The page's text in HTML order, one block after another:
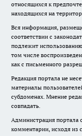
относящихся к
находящихся на
Вся информация,
соответствии с
подлежит
том числе
как с письменного
Редакция портала не
материалы
субдоменах. Мнение
совпадать.
Администрация портала
комментарии, исходя из